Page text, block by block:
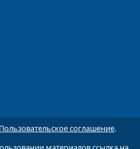
Пользовательское соглашение.